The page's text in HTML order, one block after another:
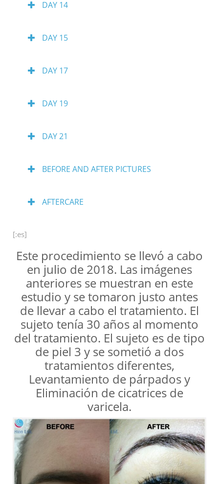
DAY 14
DAY 15
DAY 17
DAY 19
DAY 21
BEFORE AND AFTER PICTURES
AFTERCARE
[:es]
Este procedimiento se llevó a cabo
en julio de 2018. Las imágenes
anteriores se muestran en este
estudio y se tomaron justo antes
de llevar a cabo el tratamiento. El
sujeto tenía 30 años al momento
del tratamiento. El sujeto es de tipo
de piel 3 y se sometió a dos
tratamientos diferentes,
Levantamiento de párpados y
Eliminación de cicatrices de
varicela.